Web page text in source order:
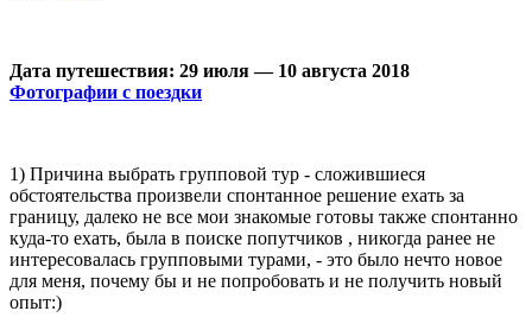
Дата путешествия: 29 июля — 10 августа 2018
Фотографии с поездки
1) Причина выбрать групповой тур - сложившиеся
обстоятельства произвели спонтанное решение ехать за
границу, далеко не все мои знакомые готовы также спонтанно
куда-то ехать, была в поиске попутчиков , никогда ранее не
интересовалась групповыми турами, - это было нечто новое
для меня, почему бы и не попробовать и не получить новый
опыт:)